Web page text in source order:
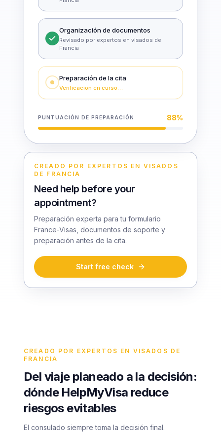
Organización de documentos
Revisado por expertos en visados de
Francia
Preparación de la cita
Verificación en curso…
PUNTUACIÓN DE PREPARACIÓN 88%
CREADO POR EXPERTOS EN VISADOS
DE FRANCIA
Need help before your
appointment?
Preparación experta para tu formulario
France-Visas, documentos de soporte y
preparación antes de la cita.
Start free check
CREADO POR EXPERTOS EN VISADOS DE
FRANCIA
Del viaje planeado a la decisión:
dónde HelpMyVisa reduce
riesgos evitables
El consulado siempre toma la decisión final.